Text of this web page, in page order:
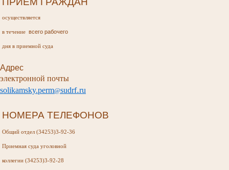
осуществляется
в течение всего рабочего
дня в приемной суда
Адрес
электронной почты
solikamsky.perm@sudrf.ru
НОМЕРА ТЕЛЕФОНОВ
Общий отдел (34253)3-92-36
Приемная суда уголовной
коллегии (34253)3-92-28